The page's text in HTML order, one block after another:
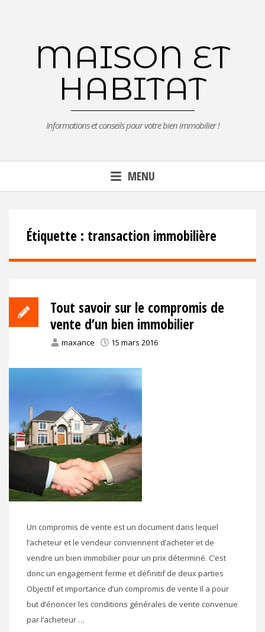
MAISON ET
HABITAT
Informations et conseils pour votre bien immobilier !
MENU
Étiquette : transaction immobilière
Tout savoir sur le compromis de
vente d’un bien immobilier
maxance 15 mars 2016
Un compromis de vente est un document dans lequel
l’acheteur et le vendeur conviennent d’acheter et de
vendre un bien immobilier pour un prix déterminé. C’est
donc un engagement ferme et définitif de deux parties
Objectif et importance d’un compromis de vente Il a pour
but d’énoncer les conditions générales de vente convenue
par l’acheteur …